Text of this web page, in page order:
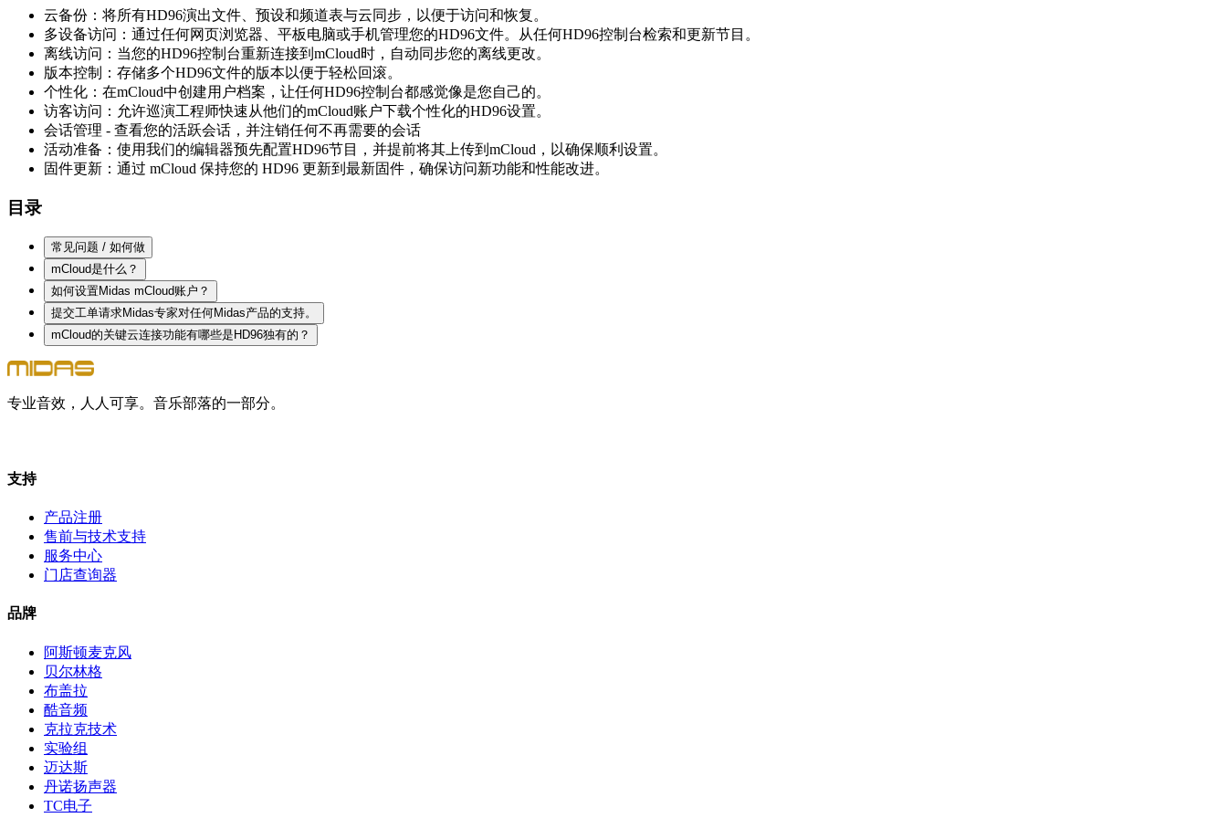
云备份：将所有HD96演出文件、预设和频道表与云同步，以便于访问和恢复。
多设备访问：通过任何网页浏览器、平板电脑或手机管理您的HD96文件。从任何HD96控制台检索和更新节目。
离线访问：当您的HD96控制台重新连接到mCloud时，自动同步您的离线更改。
版本控制：存储多个HD96文件的版本以便于轻松回滚。
个性化：在mCloud中创建用户档案，让任何HD96控制台都感觉像是您自己的。
访客访问：允许巡演工程师快速从他们的mCloud账户下载个性化的HD96设置。
会话管理 - 查看您的活跃会话，并注销任何不再需要的会话
活动准备：使用我们的编辑器预先配置HD96节目，并提前将其上传到mCloud，以确保顺利设置。
固件更新：通过 mCloud 保持您的 HD96 更新到最新固件，确保访问新功能和性能改进。
目录
常见问题 / 如何做
mCloud是什么？
如何设置Midas mCloud账户？
提交工单请求Midas专家对任何Midas产品的支持。
mCloud的关键云连接功能有哪些是HD96独有的？
专业音效，人人可享。音乐部落的一部分。
支持
产品注册
售前与技术支持
服务中心
门店查询器
品牌
阿斯顿麦克风
贝尔林格
布盖拉
酷音频
克拉克技术
实验组
迈达斯
丹诺扬声器
TC电子